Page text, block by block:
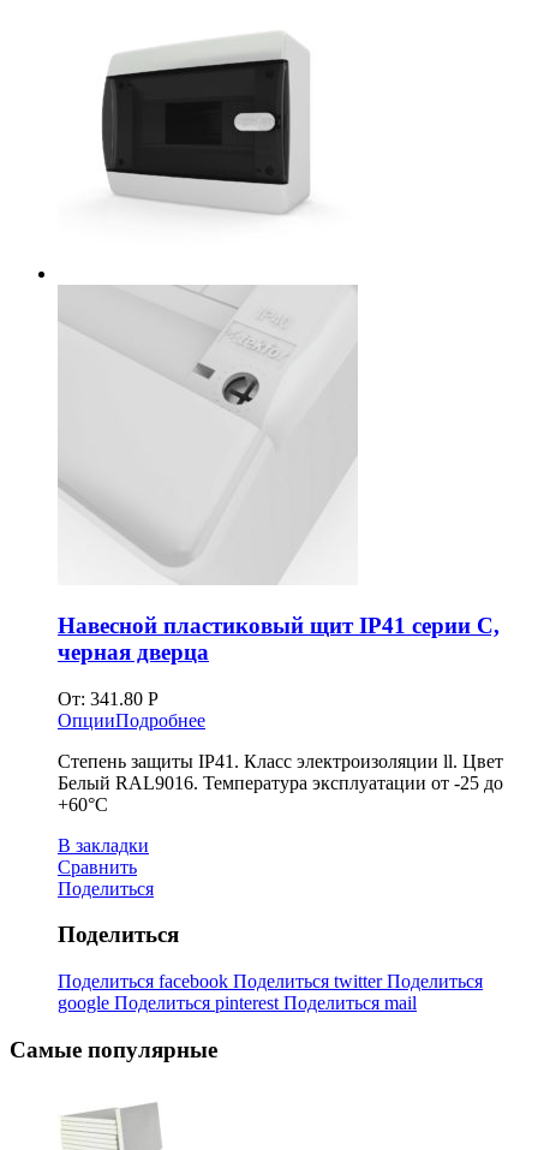
Навесной пластиковый щит IP41 серии C,
черная дверца
От: 341.80 Р
ОпцииПодробнее
Степень защиты IP41. Класс электроизоляции ll. Цвет
Белый RAL9016. Температура эксплуатации от -25 до
+60°С
В закладки
Сравнить
Поделиться
Поделиться
Поделиться facebook Поделиться twitterПоделиться
google Поделиться pinterest Поделиться mail
Самые популярные